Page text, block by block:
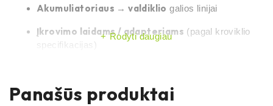
Akumuliatoriaus → valdiklio galios linijai
Įkrovimo laidams / adapteriams (pagal kroviklio
specifikacijas)
Rodyti daugiau
Panašūs produktai